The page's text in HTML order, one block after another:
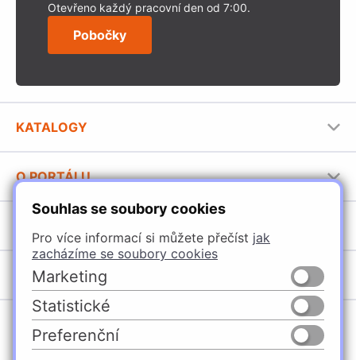
Souhlas se soubory cookies
Pro více informací si můžete přečíst jak
zacházíme se soubory cookies
Marketing
Statistické
Preferenční
Otevřeno každý pracovní den od 7:00.
Pobočky
KATALOGY
Stavební katalog Häfele
Brožury Häfele
O PORTÁLU
Provozovatel portálu
Jak používat portál
Úchytky
Nábytkové kování
Vybavení kuchyní
Osvětlení a elektro
POBOČKY
Špačince
Žilina